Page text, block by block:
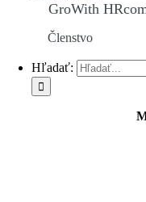
GroWith
Členstvo
Hľadať: